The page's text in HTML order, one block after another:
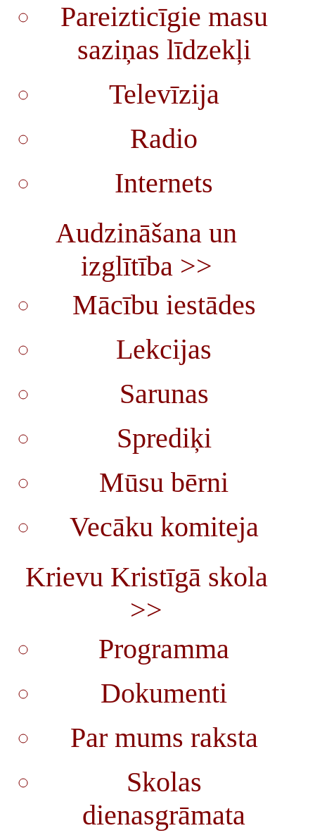
Pareizticīgie masu
saziņas līdzekļi
Televīzija
Radio
Internets
Audzināšana un
izglītība >>
Mācību iestādes
Lekcijas
Sarunas
Sprediķi
Mūsu bērni
Vecāku komiteja
Krievu Kristīgā skola
>>
Programma
Dokumenti
Par mums raksta
Skolas
dienasgrāmata